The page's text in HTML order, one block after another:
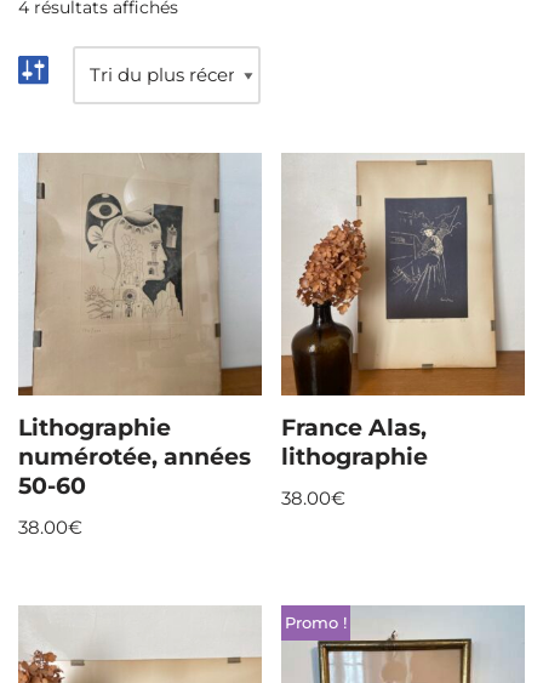
4 résultats affichés
Lithographie
numérotée, années
50-60
38.00€
France Alas,
lithographie
38.00€
Promo !